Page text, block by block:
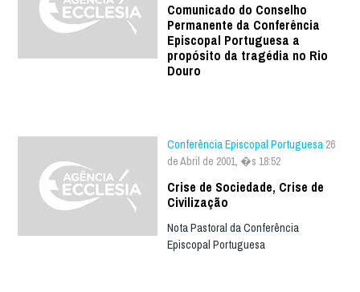
Comunicado do Conselho
Permanente da Conferência
Episcopal Portuguesa a
propósito da tragédia no Rio
Douro
Conferência Episcopal Portuguesa 26
de Abril de 2001, �s 18:52
Crise de Sociedade, Crise de
Civilização
Nota Pastoral da Conferência
Episcopal Portuguesa